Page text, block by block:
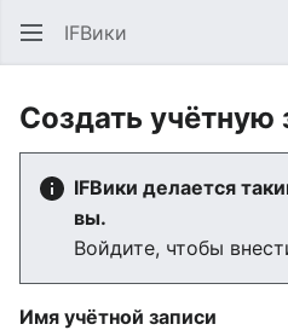
IFВики
Создать учётную
IFВики делается
вы.
Войдите, чтобы
Имя учётной записи